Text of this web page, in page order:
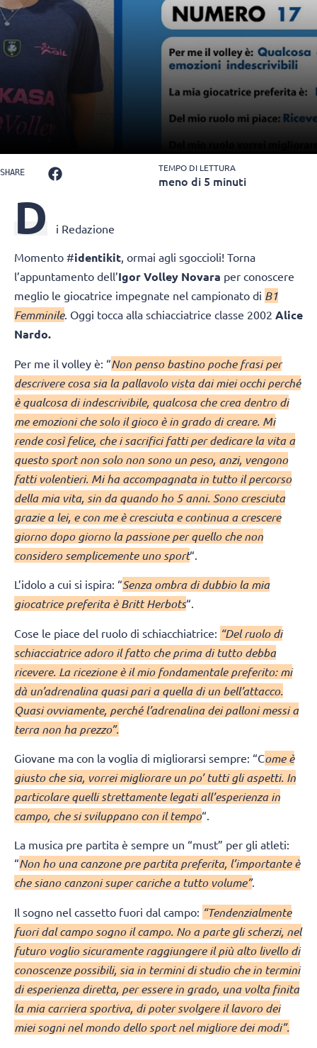
SHARE TEMPO DI LETTURA
meno di 5 minuti
D i Redazione
Momento #identikit, ormai agli sgoccioli! Torna
l’appuntamento dell’Igor Volley Novara per conoscere
meglio le giocatrice impegnate nel campionato di B1
Femminile. Oggi tocca alla schiacciatrice classe 2002 Alice
Nardo.
Per me il volley è: “Non penso bastino poche frasi per
descrivere cosa sia la pallavolo vista dai miei occhi perché
è qualcosa di indescrivibile, qualcosa che crea dentro di
me emozioni che solo il gioco è in grado di creare. Mi
rende così felice, che i sacrifici fatti per dedicare la vita a
questo sport non solo non sono un peso, anzi, vengono
fatti volentieri. Mi ha accompagnata in tutto il percorso
della mia vita, sin da quando ho 5 anni. Sono cresciuta
grazie a lei, e con me è cresciuta e continua a crescere
giorno dopo giorno la passione per quello che non
considero semplicemente uno sport“.
L’idolo a cui si ispira: “Senza ombra di dubbio la mia
giocatrice preferita è Britt Herbots“.
Cose le piace del ruolo di schiacchiatrice: “Del ruolo di
schiacciatrice adoro il fatto che prima di tutto debba
ricevere. La ricezione è il mio fondamentale preferito: mi
dà un’adrenalina quasi pari a quella di un bell’attacco.
Quasi ovviamente, perché l’adrenalina dei palloni messi a
terra non ha prezzo”.
Giovane ma con la voglia di migliorarsi sempre: “Come è
giusto che sia, vorrei migliorare un po’ tutti gli aspetti. In
particolare quelli strettamente legati all’esperienza in
campo, che si sviluppano con il tempo“.
La musica pre partita è sempre un “must” per gli atleti:
“Non ho una canzone pre partita preferita, l’importante è
che siano canzoni super cariche a tutto volume”.
Il sogno nel cassetto fuori dal campo: “Tendenzialmente
fuori dal campo sogno il campo. No a parte gli scherzi, nel
futuro voglio sicuramente raggiungere il più alto livello di
conoscenze possibili, sia in termini di studio che in termini
di esperienza diretta, per essere in grado, una volta finita
la mia carriera sportiva, di poter svolgere il lavoro dei
miei sogni nel mondo dello sport nel migliore dei modi”.